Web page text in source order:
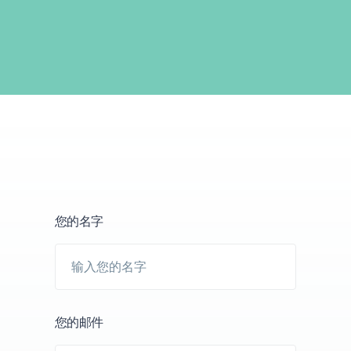
您的名字
您的邮件